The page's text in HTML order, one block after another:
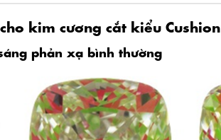
kim cương cắt kiểu Cushion
phản xạ bình thường